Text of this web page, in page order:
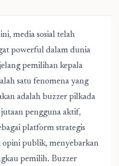
media sosial telah
powerful dalam dunia
pemilihan kepala
satu fenomena yang
adalah buzzer pilkada
pengguna aktif,
platform strategis
publik, menyebarkan
pemilih. Buzzer